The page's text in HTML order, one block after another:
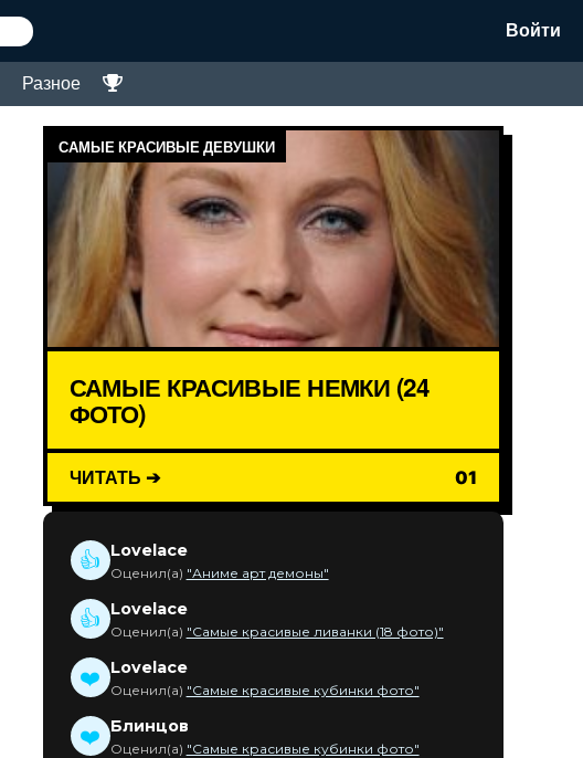
Войти
Разное
САМЫЕ КРАСИВЫЕ ДЕВУШКИ
САМЫЕ КРАСИВЫЕ НЕМКИ (24
ФОТО)
ЧИТАТЬ ➔ 01
👍 Lovelace
Оценил(а) "Аниме арт демоны"
👍 Lovelace
Оценил(а) "Самые красивые ливанки (18 фото)"
❤️ Lovelace
Оценил(а) "Самые красивые кубинки фото"
❤️ Блинцов
Оценил(а) "Самые красивые кубинки фото"